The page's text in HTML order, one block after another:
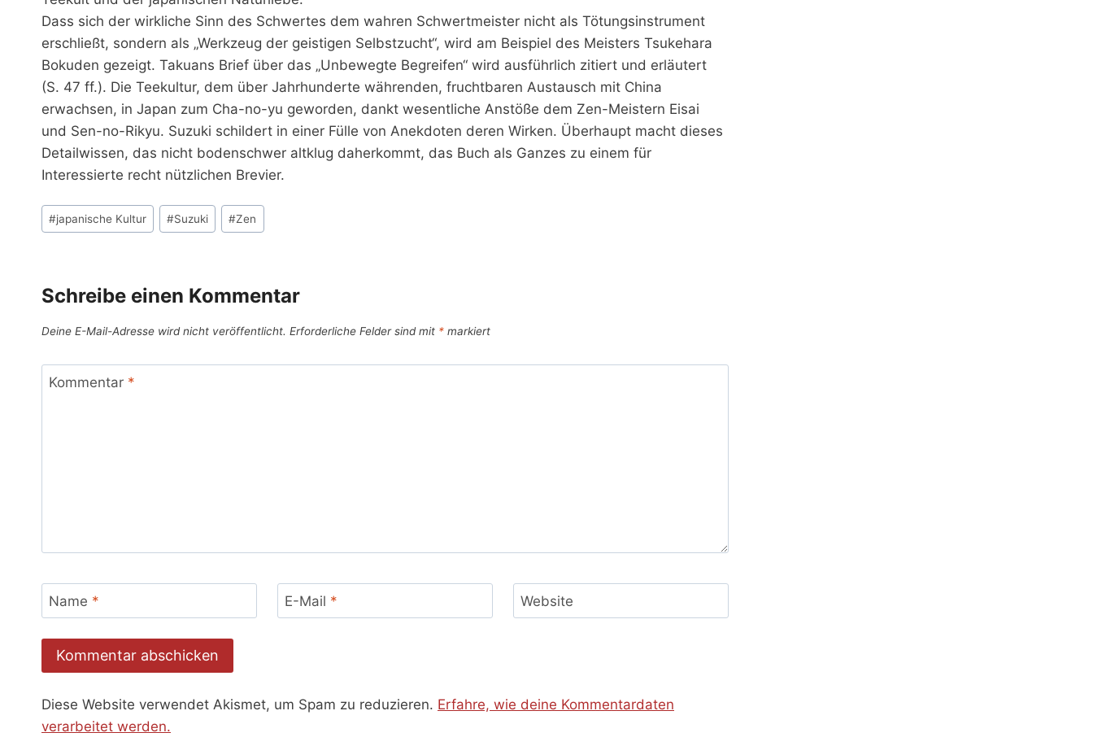
Dass sich der wirkliche Sinn des Schwertes dem wahren Schwertmeister nicht als Tötungsinstrument
erschließt, sondern als „Werkzeug der geistigen Selbstzucht“, wird am Beispiel des Meisters Tsukehara
Bokuden gezeigt. Takuans Brief über das „Unbewegte Begreifen“ wird ausführlich zitiert und erläutert
(S. 47 ff.). Die Teekultur, dem über Jahrhunderte währenden, fruchtbaren Austausch mit China
erwachsen, in Japan zum Cha-no-yu geworden, dankt wesentliche Anstöße dem Zen-Meistern Eisai
und Sen-no-Rikyu. Suzuki schildert in einer Fülle von Anekdoten deren Wirken. Überhaupt macht dieses
Detailwissen, das nicht bodenschwer altklug daherkommt, das Buch als Ganzes zu einem für
Interessierte recht nützlichen Brevier.
Schlagworte:
#japanische Kultur #Suzuki #Zen
Schreibe einen Kommentar
Deine E-Mail-Adresse wird nicht veröffentlicht. Erforderliche Felder sind mit * markiert
Kommentar *
Name * E-Mail * Website
Diese Website verwendet Akismet, um Spam zu reduzieren. Erfahre, wie deine Kommentardaten
verarbeitet werden.